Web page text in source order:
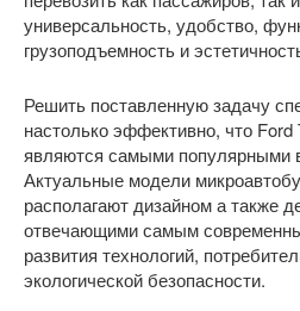
универсальность, удобство,
грузоподъемность и
Решить поставленную задачу
настолько эффективно, что
являются самыми популярными
Актуальные модели
располагают дизайном а также
отвечающими самым
развития технологий,
экологической безопасности.